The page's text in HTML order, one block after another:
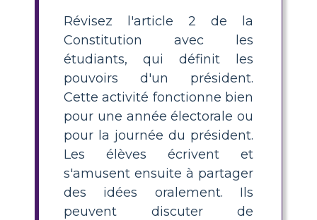
Révisez l'article 2 de la
Constitution avec les
étudiants, qui définit les
pouvoirs d'un président.
Cette activité fonctionne bien
pour une année électorale ou
pour la journée du président.
Les élèves écrivent et
s'amusent ensuite à partager
des idées oralement. Ils
peuvent discuter de